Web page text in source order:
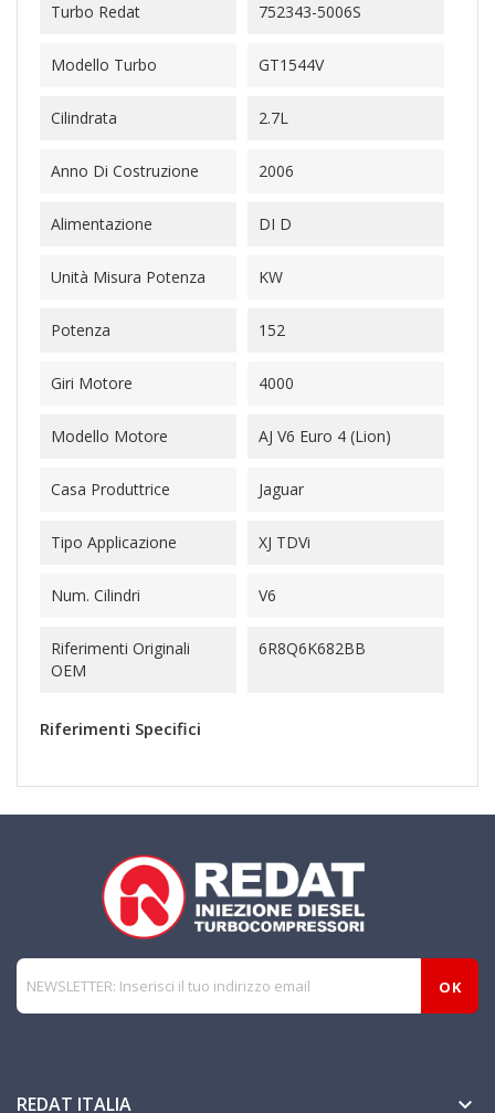
Turbo Redat 752343-5006S
Modello Turbo GT1544V
Cilindrata 2.7L
Anno Di Costruzione 2006
Alimentazione DI D
Unità Misura Potenza KW
Potenza 152
Giri Motore 4000
Modello Motore AJ V6 Euro 4 (Lion)
Casa Produttrice Jaguar
Tipo Applicazione XJ TDVi
Num. Cilindri V6
Riferimenti Originali
OEM
6R8Q6K682BB
Riferimenti Specifici
REDAT ITALIA 